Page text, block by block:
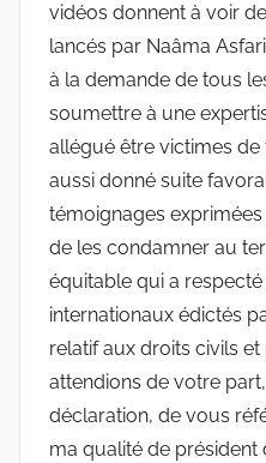
vidéos donnent à voir
lancés par Naâma
à la demande de tous
soumettre à une
allégué être victimes
aussi donné suite
témoignages
de les condamner au
équitable qui a
internationaux édictés
relatif aux droits civils
attendions de votre
déclaration, de vous
ma qualité de président